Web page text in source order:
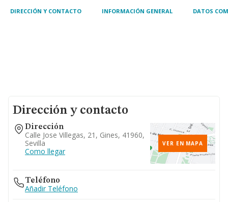
DIRECCIÓN Y CONTACTO INFORMACIÓN GENERAL DATOS
Dirección y contacto
Dirección
Calle Jose Villegas, 21, Gines, 41960,
Sevilla
Como llegar
VER EN MAPA
Teléfono
Añadir Teléfono